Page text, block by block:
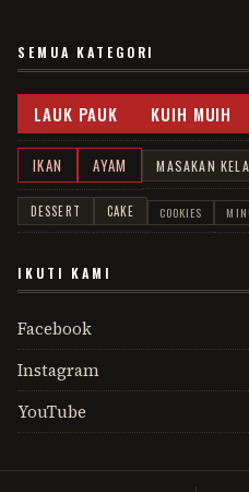
SEMUA KATEGORI
LAUK PAUK KUIH MUIH
IKAN AYAM MASAKAN
DESSERT CAKE COOKIES
IKUTI KAMI
Facebook
Instagram
YouTube